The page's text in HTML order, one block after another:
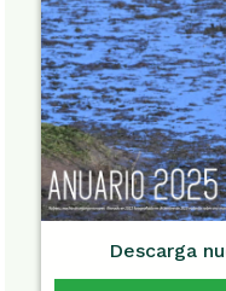
Descarga